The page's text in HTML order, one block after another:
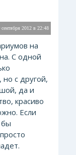
сентября 2012 в 22:48
на
С одной
с другой,
да и
красиво
Если
бы